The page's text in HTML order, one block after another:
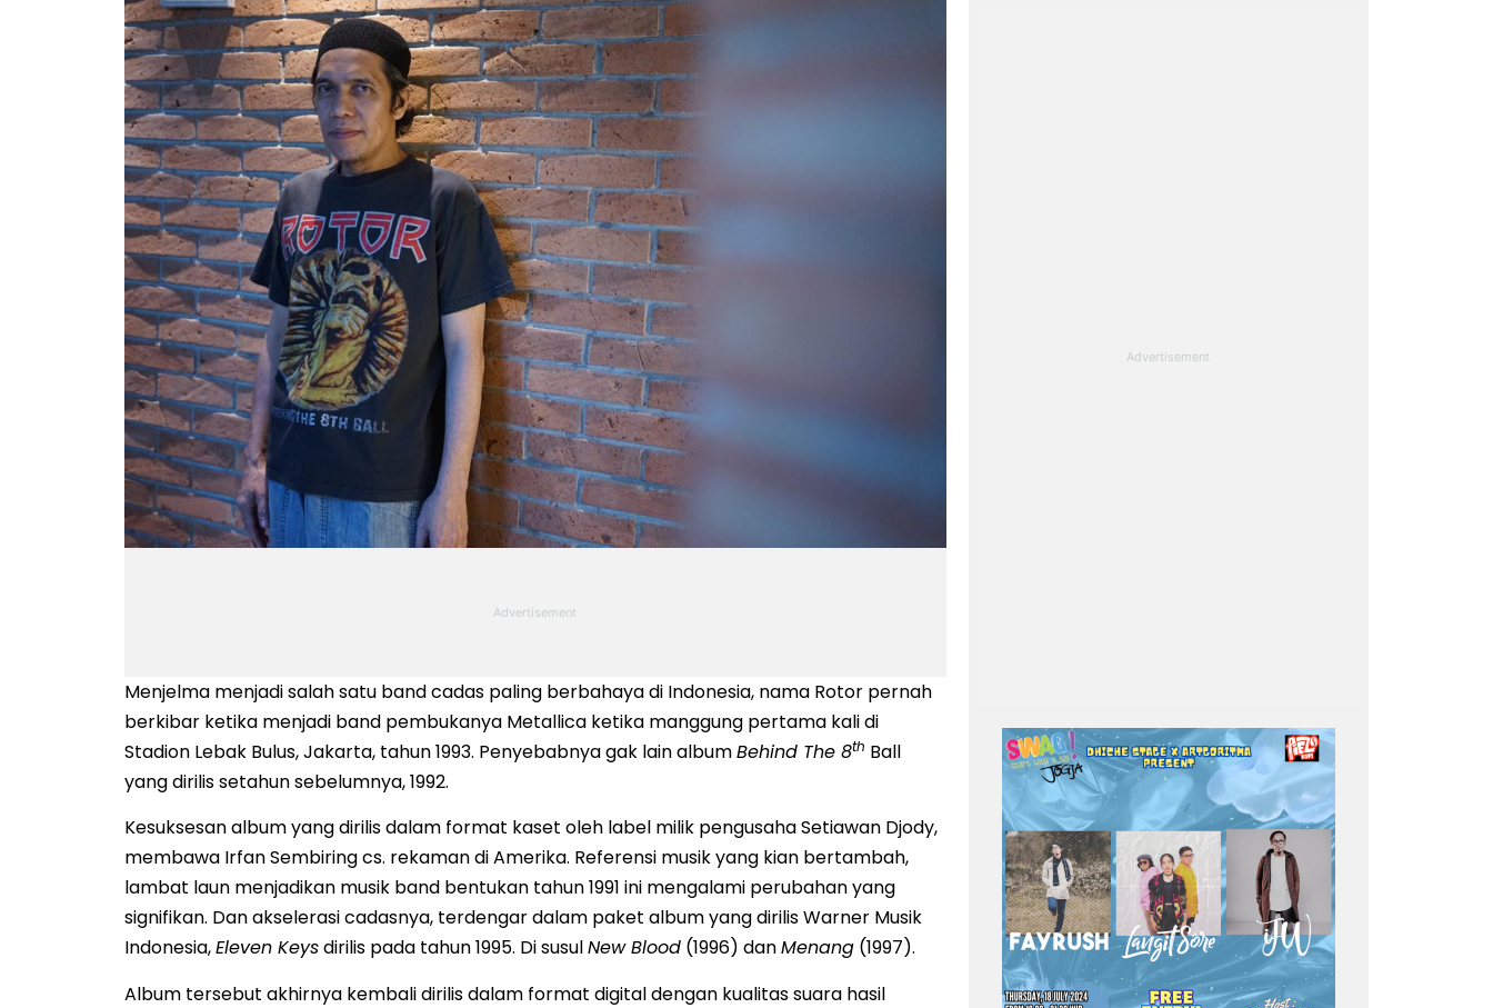
Menjelma menjadi salah satu band cadas paling berbahaya di Indonesia, nama Rotor pernah
berkibar ketika menjadi band pembukanya Metallica ketika manggung pertama kali di
Stadion Lebak Bulus, Jakarta, tahun 1993. Penyebabnya gak lain albumBehind The 8th Ball
yang dirilis setahun sebelumnya, 1992.
Kesuksesan album yang dirilis dalam format kaset oleh label milik pengusaha Setiawan Djody,
membawa Irfan Sembiring cs. rekaman di Amerika. Referensi musik yang kian bertambah,
lambat laun menjadikan musik band bentukan tahun 1991 ini mengalami perubahan yang
signifikan. Dan akselerasi cadasnya, terdengar dalam paket album yang dirilis Warner Musik
Indonesia,Eleven Keysdirilis pada tahun 1995. Di susulNew Blood (1996) danMenang (1997).
Album tersebut akhirnya kembali dirilis dalam format digital dengan kualitas suara hasil